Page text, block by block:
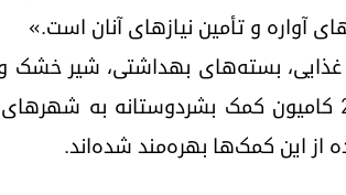
آواره و تأمین نیازهای آنان است.»
بسته‌های بهداشتی، شیر
تاکنون بنیاد خیریه‌ی بارزانی بیش از ۲۵۵ کامیون کمک
از این کمک‌ها بهره‌مند شده‌اند.